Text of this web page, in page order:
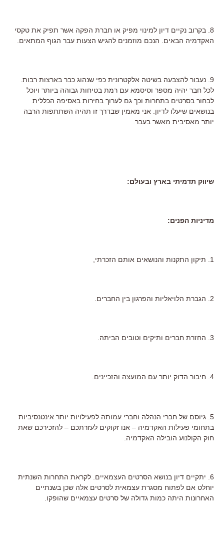
8. בקרוב נקיים דיון למינוי מפיק או חברת הפקה אשר תפיק את טקסי
האקדמיה הבאים. הנכם מוזמנים להגיש הצעות עבר הגוף המתאים.
9. נעבור להצבעה בשיטה אלקטרונית כפי שנהוג כבר בארצות רבות.
לכל חבר יהיה מספר וסיסמא עם רמת בטיחות גבוהה ביותר ויוכל
לבחור בסרטים בתחרות וכך גם לערוך בחירות באסיפה הכללית
בנושאים שיעלו לדיון. אני מאמין שבדרך זו תהיה השתתפות הרבה
יותר מאסיבית מאשר בעבר.
שיווק תדמיתי בארץ ובעולם:
מדיניות הפנים:
1. תיקון התקנות והנושאים אותם הזכרתי,
2. הגברת הלויאליות והפרגון בין החברים.
3. החזרת חברים ותיקים וטובים הביתה.
4. חיבור הדוק יותר עם המועצה והזכיינים.
5. גיוסם של חברי הנהלה וחברי עמותה לפעילויות יותר אינטנסיביות
בתחומי פעילות האקדמיה – אנו זקוקים לעזרתכם – להזכירכם שאת
חוק הקולנוע הובילה האקדמיה.
6. יתקיים דיון בנושא הסרטים העצמאיים. לקראת התחרות השנתית
יוחלט אם לפתוח מסגרת עצמאית לסרטים אלה שכן בשנתיים
האחרונות היתה כמות גדולה של סרטים עצמאיים שהופקו.